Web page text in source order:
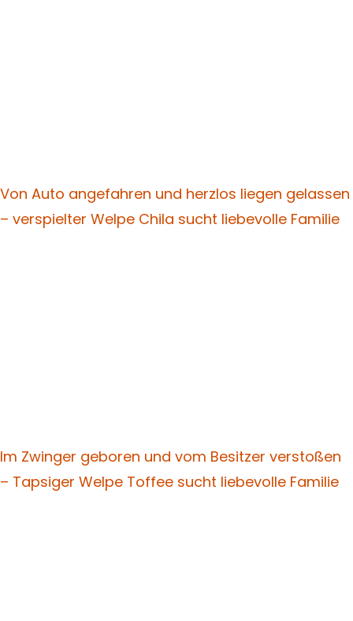
Von Auto angefahren und herzlos liegen gelassen
– verspielter Welpe Chila sucht liebevolle Familie
Im Zwinger geboren und vom Besitzer verstoßen
– Tapsiger Welpe Toffee sucht liebevolle Familie